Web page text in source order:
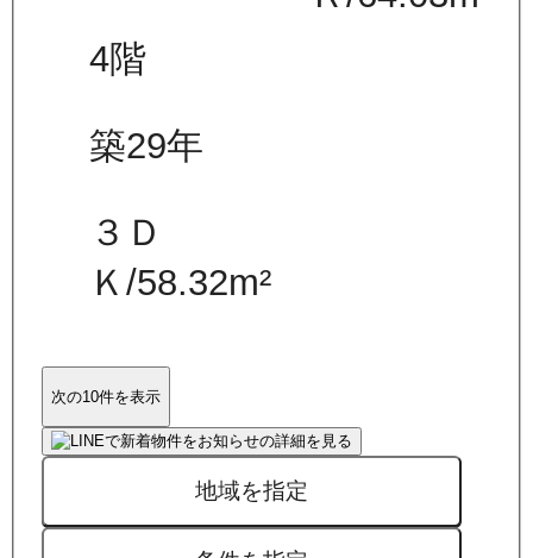
4階
築29年
３Ｄ
Ｋ/58.32m²
次の10件を表示
地域を指定